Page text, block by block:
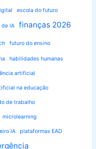
escola do futuro
de IA finanças 2026
futuro do ensino
habilidades humanas
artificial
na educação
de trabalho
microlearning
IA plataformas EAD